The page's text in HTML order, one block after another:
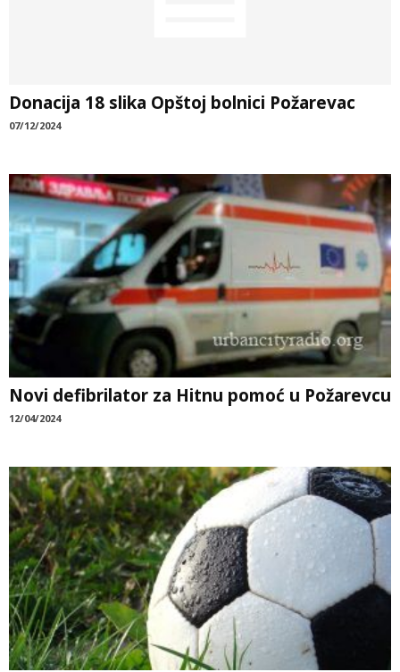
Donacija 18 slika Opštoj bolnici Požarevac
07/12/2024
Novi defibrilator za Hitnu pomoć u Požarevcu
12/04/2024